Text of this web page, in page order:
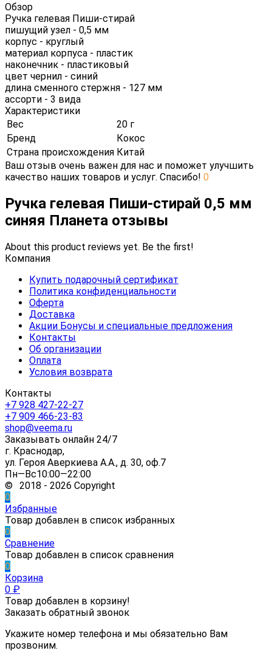
Обзор
Ручка гелевая Пиши-стирай
пишущий узел - 0,5 мм
корпус - круглый
материал корпуса - пластик
наконечник - пластиковый
цвет чернил - синий
длина сменного стержня - 127 мм
ассорти - 3 вида
Характеристики
Вес
20 г
Бренд
Кокос
Страна происхождения Китай
Ваш отзыв очень важен для нас и поможет улучшить
качество наших товаров и услуг. Спасибо! 0
Ручка гелевая Пиши-стирай 0,5 мм
синяя Планета отзывы
About this product reviews yet. Be the first!
Компания
Купить подарочный сертификат
Политика конфиденциальности
Оферта
Доставка
Акции Бонусы и специальные предложения
Контакты
Об организации
Оплата
Условия возврата
Контакты
+7 928 427-22-27
+7 909 466-23-83
shop@veema.ru
Заказывать онлайн 24/7
г. Краснодар,
ул. Героя Аверкиева А.А., д. 30, оф.7
Пн—Вс10:00—22:00
© 2018 - 2026 Copyright
0
Избранные
Товар добавлен в список избранных
0
Сравнение
Товар добавлен в список сравнения
0
Корзина
0 ₽
Товар добавлен в корзину!
Заказать обратный звонок
Укажите номер телефона и мы обязательно Вам
прозвоним.